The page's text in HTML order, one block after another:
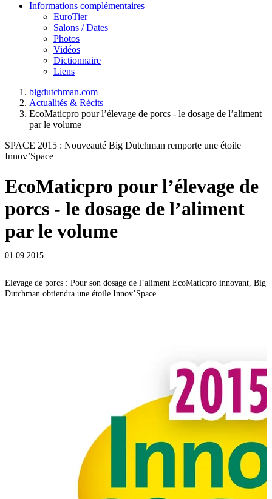
Informations complémentaires
EuroTier
Salons / Dates
Photos
Vidéos
Dictionnaire
Liens
bigdutchman.com
Actualités & Récits
EcoMaticpro pour l’élevage de porcs - le dosage de l’aliment
par le volume
SPACE 2015 : Nouveauté Big Dutchman remporte une étoile
Innov’Space
EcoMaticpro pour l’élevage de
porcs - le dosage de l’aliment
par le volume
01.09.2015
Elevage de porcs : Pour son dosage de l’aliment EcoMaticpro innovant, Big
Dutchman obtiendra une étoile Innov’Space.